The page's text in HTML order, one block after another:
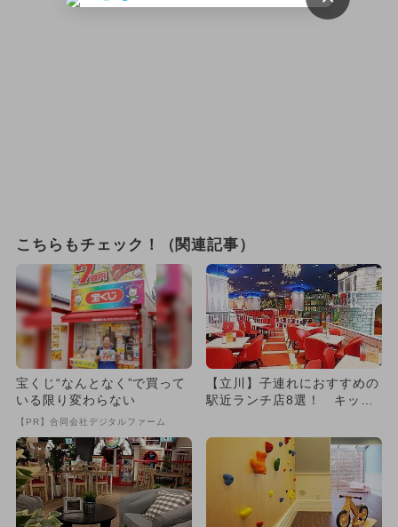
こちらもチェック！（関連記事）
宝くじ“なんとなく”で買って
いる限り変わらない
【PR】合同会社デジタルファーム
【立川】子連れにおすすめの
駅近ランチ店8選！ キッズ
も！